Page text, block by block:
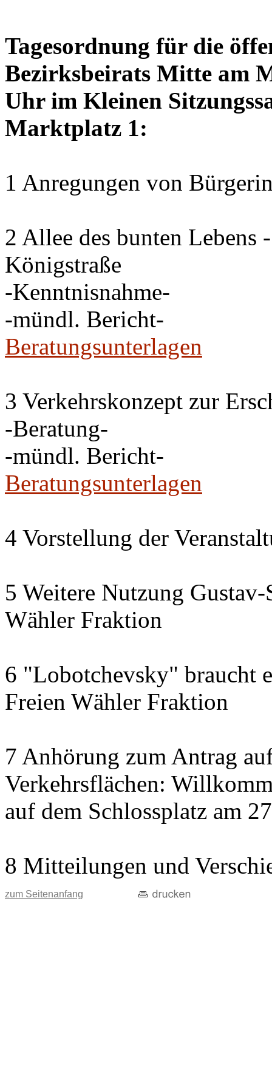
Tagesordnung für die
Bezirksbeirats Mitte am
Uhr im Kleinen
Marktplatz 1:
1 Anregungen von
2 Allee des bunten Lebens
Königstraße
-Kenntnisnahme-
-mündl. Bericht-
Beratungsunterlagen
3 Verkehrskonzept zur
-Beratung-
-mündl. Bericht-
Beratungsunterlagen
4 Vorstellung der
5 Weitere Nutzung
Wähler Fraktion
6 "Lobotchevsky" braucht
Freien Wähler Fraktion
7 Anhörung zum Antrag
Verkehrsflächen:
auf dem Schlossplatz am
8 Mitteilungen und
zum Seitenanfang